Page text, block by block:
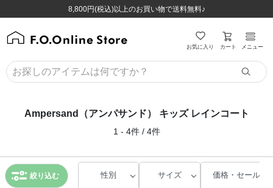
8,800円(税込)以上のお買い物で送料無料♪
ほぼ全品半額！！8/12(水)お昼12:59まで！！
8,800円(税込)以上のお買い物で送料無料♪
ほぼ全品半額！！8/12(水)お昼12:59まで！！
お気に入り カート メニュー
Ampersand（アンパサンド） キッズ レインコート
1 - 4件 / 4件
絞り込む 性別 サイズ 価格・セール